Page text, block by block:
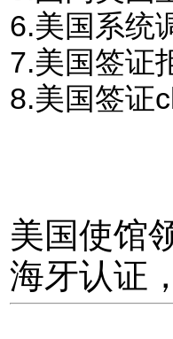
6.美国系统
7.美国签证
8.美国签证
美国使馆
海牙认证